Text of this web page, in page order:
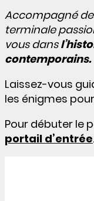
Accompagné
terminale
vous dans
contemporains.
Laissez-vous
les énigmes
Pour débuter le
portail d’entrée.